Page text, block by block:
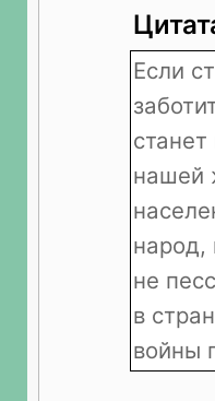
Если
нашей
народ,
не
в
войны